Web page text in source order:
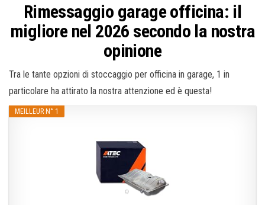
Rimessaggio garage officina: il
migliore nel 2026 secondo la nostra
opinione
Tra le tante opzioni di stoccaggio per officina in garage, 1 in
particolare ha attirato la nostra attenzione ed è questa!
MEILLEUR N° 1